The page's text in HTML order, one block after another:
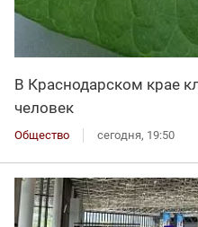
В Краснодарском крае
человек
Общество сегодня, 19:50